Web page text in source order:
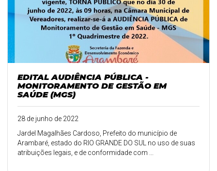
EDITAL AUDIÊNCIA PÚBLICA -
MONITORAMENTO DE GESTÃO EM
SAÚDE (MGS)
28 de junho de 2022
Jardel Magalhães Cardoso, Prefeito do município de
Arambaré, estado do RIO GRANDE DO SUL no uso de suas
atribuições legais, e de conformidade com ...